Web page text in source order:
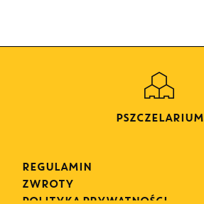
REGULAMIN
ZWROTY
POLITYKA PRYWATNOŚCI
PSZCZELARIUM